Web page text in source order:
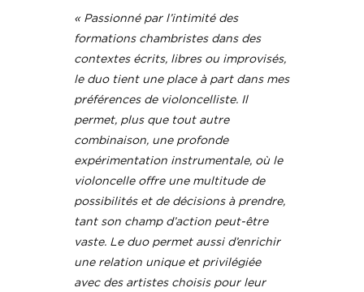
« Passionné par l’intimité des
formations chambristes dans des
contextes écrits, libres ou improvisés,
le duo tient une place à part dans mes
préférences de violoncelliste. Il
permet, plus que tout autre
combinaison, une profonde
expérimentation instrumentale, où le
violoncelle offre une multitude de
possibilités et de décisions à prendre,
tant son champ d’action peut-être
vaste. Le duo permet aussi d’enrichir
une relation unique et privilégiée
avec des artistes choisis pour leur